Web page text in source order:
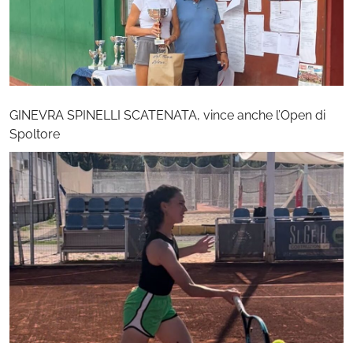
GINEVRA SPINELLI SCATENATA, vince anche l’Open di
Spoltore